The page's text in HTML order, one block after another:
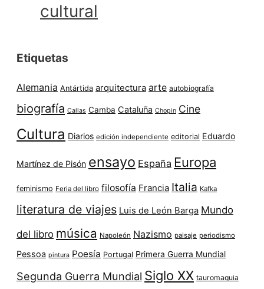
cultural
Etiquetas
Alemania Antártida arquitectura arte autobiografía
biografía Callas Camba Cataluña Chopin Cine
Cultura Diarios edición independiente editorial Eduardo
Martínez de Pisón ensayo España Europa
feminismo Feria del libro filosofía Francia Italia Kafka
literatura de viajes Luis de León Barga Mundo
del libro música Napoleón Nazismo paisaje periodismo
Pessoa pintura Poesía Portugal Primera Guerra Mundial
Segunda Guerra Mundial Siglo XX tauromaquia